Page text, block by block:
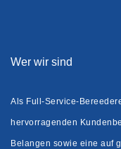
Wer wir sind
Als Full-Service-
hervorragenden
Belangen sowie eine auf